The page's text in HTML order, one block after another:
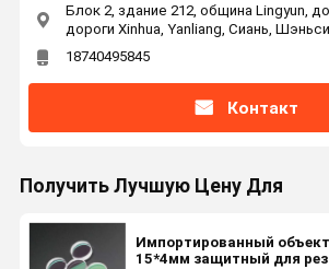
Блок 2, здание 212, община Lingyun,
дороги Xinhua, Yanliang, Сиань, Шэньси
18740495845
Контакт
Получить Лучшую Цену Для
Импортированный
15*4мм защитный для